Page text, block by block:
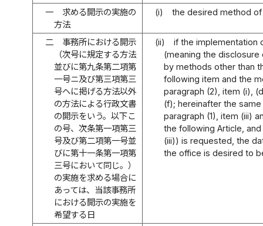
一
求める開示の実施の
方法
(i) the desired method
二
事務所における開示
（次号に規定する方法
並びに第九条第二項第
一号ニ及び第三項第三
号ヘに掲げる方法以外
の方法による行政文書
の開示をいう。以下こ
の号、次条第一項第三
号及び第二項第一号並
びに第十一条第一項第
三号において同じ。）
の実施を求める場合に
あっては、当該事務所
における開示の実施を
希望する日
(ii)
if the implementation
(meaning the
by methods other than
following item and the
paragraph (2), item (i),
(f); hereinafter the
paragraph (1), item (iii)
the following Article, and
(iii)) is requested, the
the office is desired to